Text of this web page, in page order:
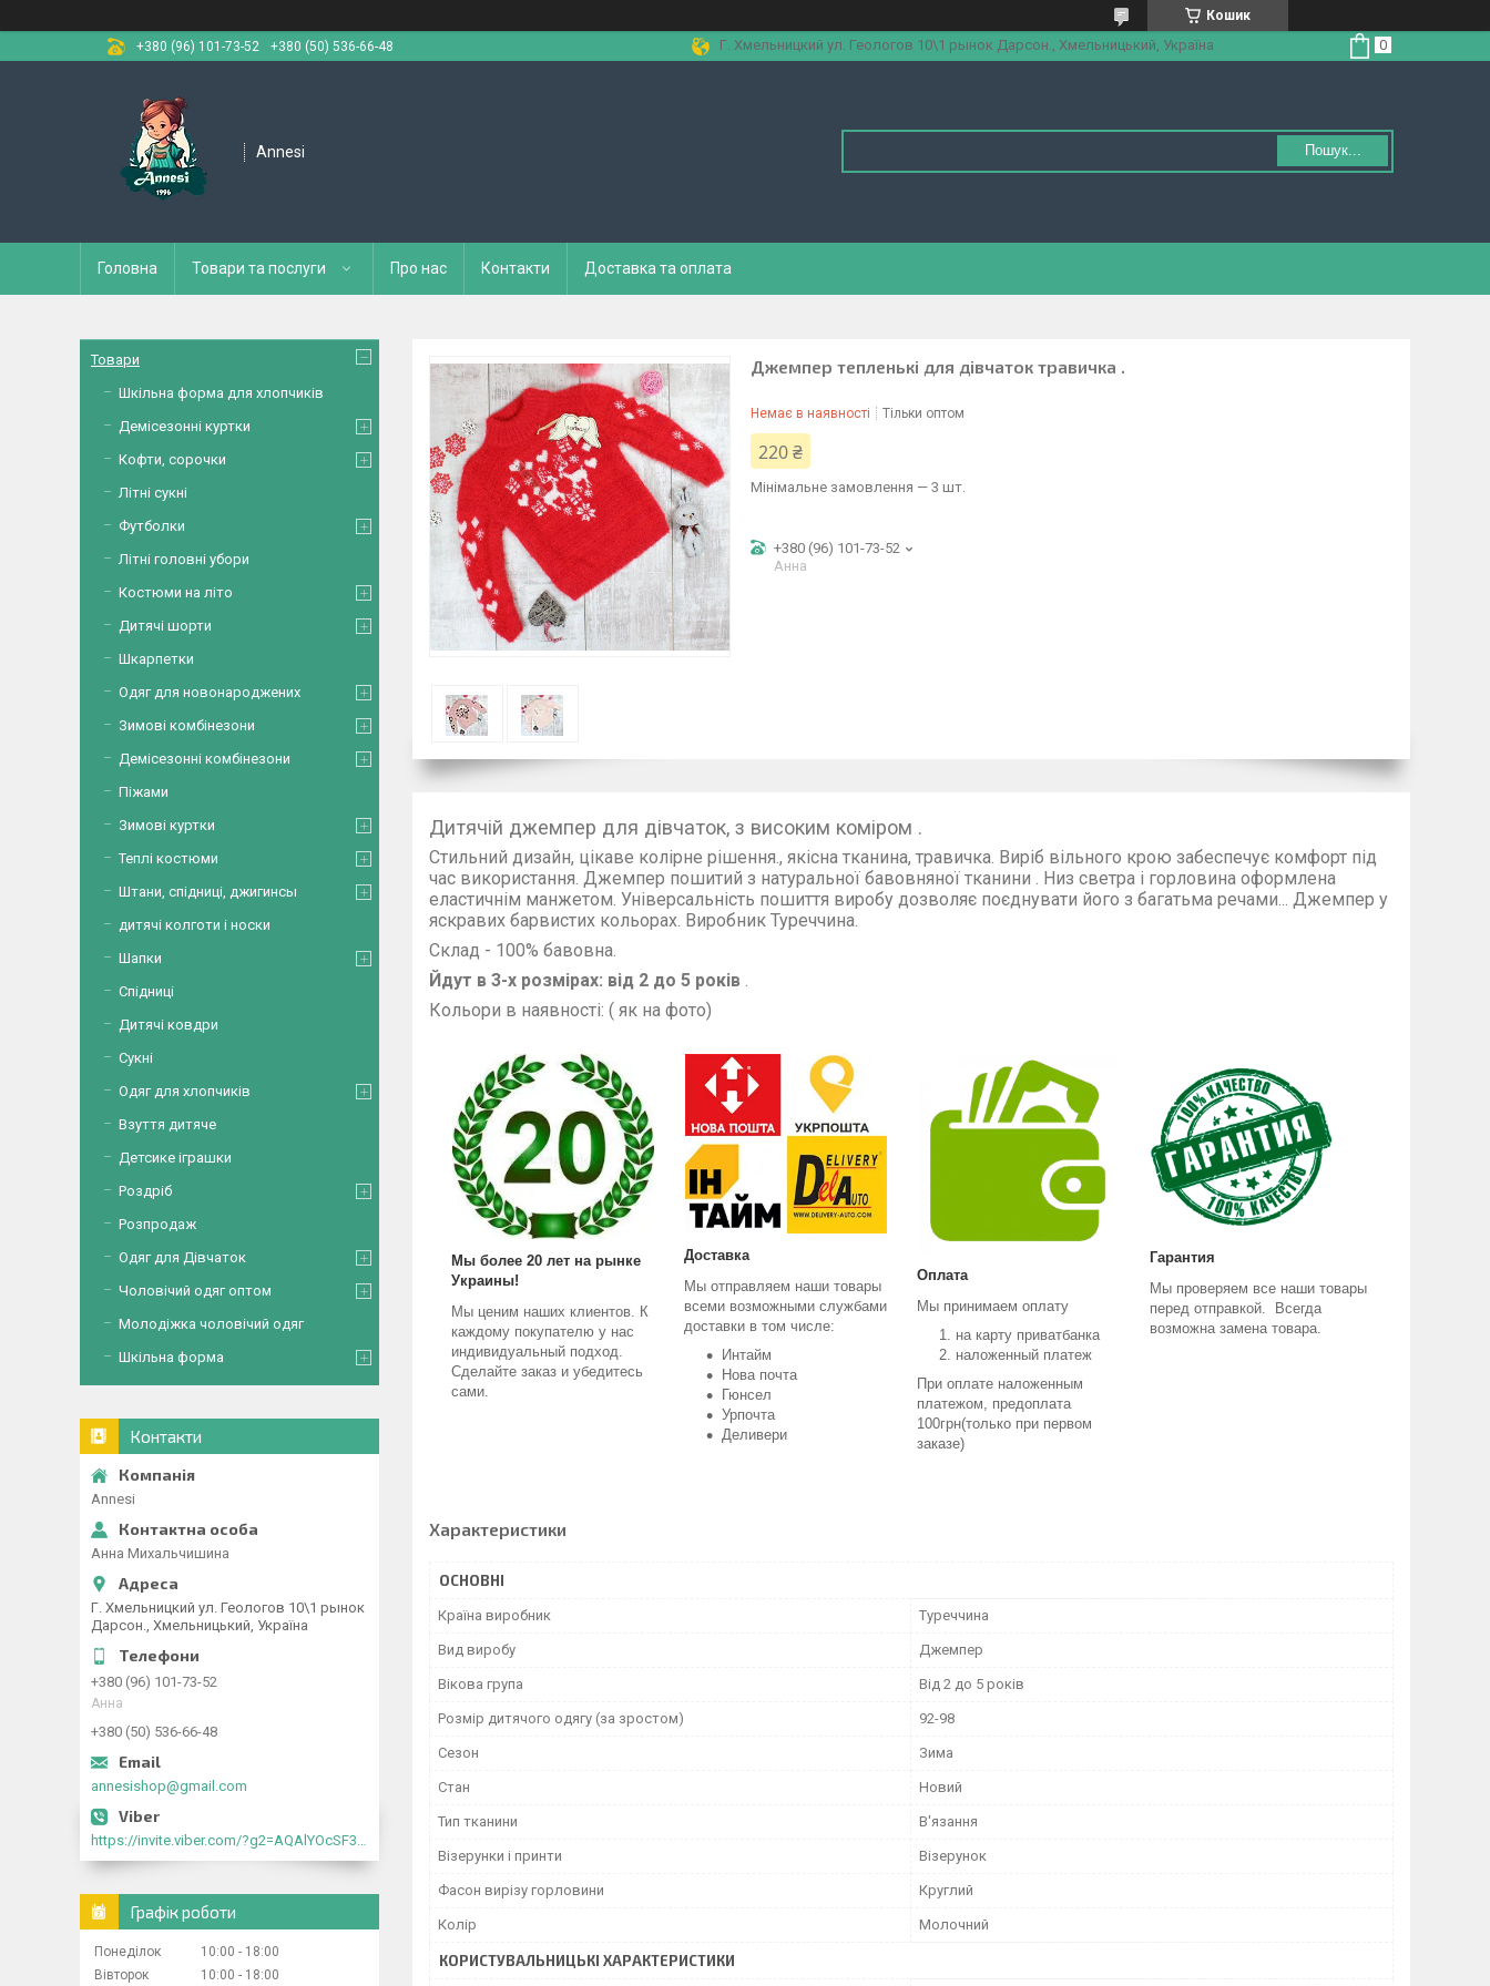
Кошик
+380 (96) 101-73-52
+380 (50) 536-66-48 Г. Хмельницкий ул. Геологов 10\1 рынок Дарсон., Хмельницький, Україна
Annesi Пошук...
Головна Товари та послуги Про нас Контакти Доставка та оплата
Джемпер тепленькі для дівчаток травичка .
Немає в наявності Тільки оптом
220 ₴
Мінімальне замовлення — 3 шт.
+380 (96) 101-73-52
Анна
Дитячій джемпер для дівчаток, з високим коміром .
Стильний дизайн, цікаве колірне рішення., якісна тканина, травичка. Виріб вільного крою забеспечує комфорт під
час використання. Джемпер пошитий з натуральної бавовняної тканини . Низ светра і горловина оформлена
еластичнім манжетом. Універсальність пошиття виробу дозволяє поєднувати його з багатьма речами... Джемпер у
яскравих барвистих кольорах. Виробник Туреччина.
Склад - 100% бавовна.
Йдут в 3-х розмірах: від 2 до 5 років .
Кольори в наявності: ( як на фото)
Мы более 20 лет на рынке
Украины!
Мы ценим наших клиентов. К
каждому покупателю у нас
индивидуальный подход.
Сделайте заказ и убедитесь
сами.
Доставка
Мы отправляем наши товары
всеми возможными службами
доставки в том числе:
Интайм
Нова почта
Гюнсел
Урпочта
Деливери
Оплата
Мы принимаем оплату
на карту приватбанка
наложенный платеж
При оплате наложенным
платежом, предоплата
100грн(только при первом
заказе)
Гарантия
Мы проверяем все наши товары
перед отправкой. Всегда
возможна замена товара.
Характеристики
ОСНОВНІ
Країна виробник Туреччина
Вид виробу Джемпер
Вікова група Від 2 до 5 років
Розмір дитячого одягу (за зростом) 92-98
Сезон Зима
Стан Новий
Тип тканини В'язання
Візерунки і принти Візерунок
Фасон вирізу горловини Круглий
Колір Молочний
КОРИСТУВАЛЬНИЦЬКІ ХАРАКТЕРИСТИКИ
Товари
Шкільна форма для хлопчиків
Демісезонні куртки
Кофти, сорочки
Літні сукні
Футболки
Літні головні убори
Костюми на літо
Дитячі шорти
Шкарпетки
Одяг для новонароджених
Зимові комбінезони
Демісезонні комбінезони
Піжами
Зимові куртки
Теплі костюми
Штани, спідниці, джигинсы
дитячі колготи і носки
Шапки
Спідниці
Дитячі ковдри
Сукні
Одяг для хлопчиків
Взуття дитяче
Детсике іграшки
Роздріб
Розпродаж
Одяг для Дівчаток
Чоловічий одяг оптом
Молодіжка чоловічий одяг
Шкільна форма
Контакти
Annesi
Анна Михальчишина
Г. Хмельницкий ул. Геологов 10\1 рынок
Дарсон., Хмельницький, Україна
+380 (96) 101-73-52
Анна
+380 (50) 536-66-48
annesishop@gmail.com
https://invite.viber.com/?g2=AQAlYOcSF30rb0kdJdojYDWtk4sNE5eWPg2Om5jJmRlpJwnTwfwnCzMMxer2vioZ"
Графік роботи
Понеділок 10:00
18:00
Вівторок
10:00 18:00